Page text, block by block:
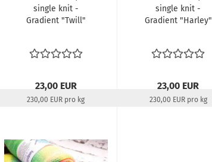
single knit -
Gradient "Twill"
23,00 EUR
230,00 EUR pro kg
single knit -
Gradient "Harley"
23,00 EUR
230,00 EUR pro kg